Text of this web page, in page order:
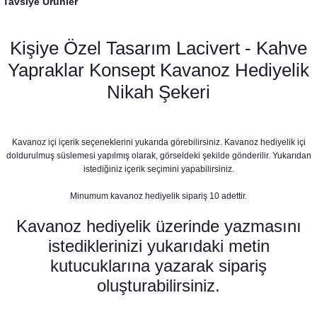
Lacivert Kahve Yapraklar Konsept Karşılama Panosu
890,00 TL
Kişiye Özel Tasarım Lacivert - Kahve
Yapraklar Konsept Kavanoz Hediyelik
Nikah Şekeri
Kavanoz içi içerik seçeneklerini yukarıda görebilirsiniz. Kavanoz hediyelik içi
doldurulmuş süslemesi yapılmış olarak, görseldeki şekilde gönderilir. Yukarıdan
istediğiniz içerik seçimini yapabilirsiniz.
Minumum kavanoz hediyelik sipariş 10 adettir.
Kavanoz hediyelik üzerinde yazmasını
istediklerinizi yukarıdaki metin
kutucuklarına yazarak sipariş
oluşturabilirsiniz.